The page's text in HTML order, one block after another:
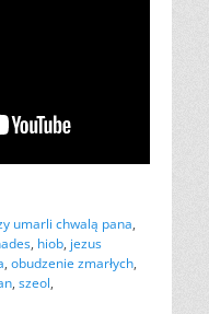
umarli chwalą pana,
, hiob, jezus
, obudzenie zmarłych,
, szeol,